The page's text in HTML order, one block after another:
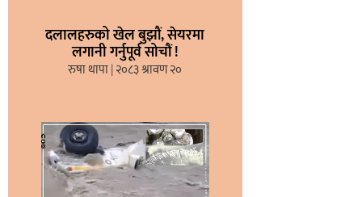
दलालहरुको खेल बुझौं, सेयरमा
लगानी गर्नुपूर्व सोचौं !
रुषा थापा २०८३ श्रावण २०